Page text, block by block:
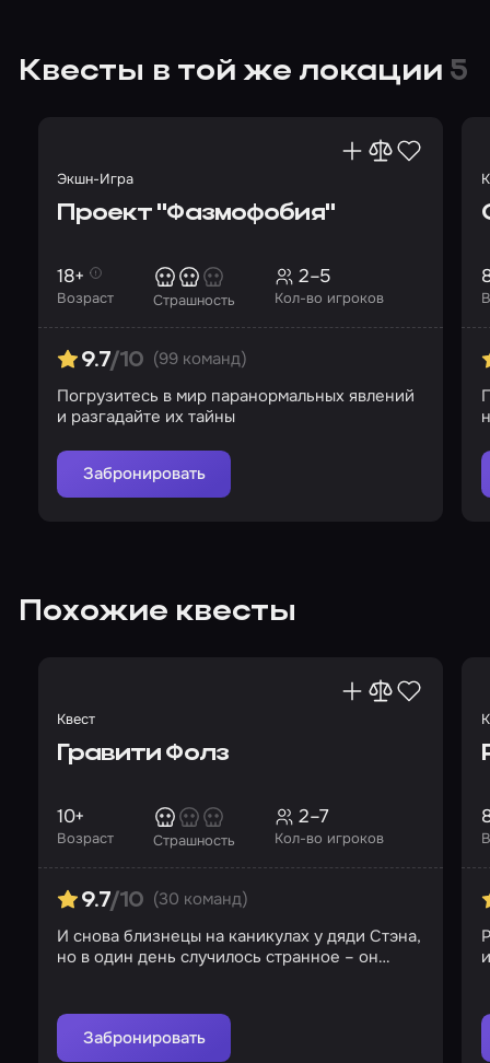
Квесты в той же локации 5
Экшн-Игра
Проект "Фазмофобия"
Возраст
18+
Страшность Кол-во игроков
2–5
9.7/10 (99 команд)
Погрузитесь в мир паранормальных явлений
и разгадайте их тайны
Забронировать
Похожие квесты
Квест
Гравити Фолз
Возраст
10+
Страшность Кол-во игроков
2–7
9.7/10 (30 команд)
И снова близнецы на каникулах у дяди Стэна,
но в один день случилось странное – он
Забронировать